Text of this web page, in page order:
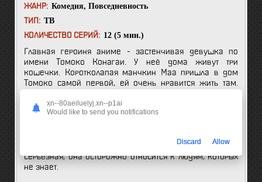
ЖАНР: Комедия, Повседневность
ТИП: ТВ
КОЛИЧЕСТВО СЕРИЙ: 12 (5 мин.)
Главная героиня аниме - застенчивая девушка по
имени Томоко Конагаи. У неё дома живут три
кошечки. Коротколапая манчкин Маа пришла в дом
Томоко самой первой, ей очень нравится жить там.
остальных и обожает баловаться. Короткошёрстная
сингапурская кошка Ру обожает вкусняшки и милые
очень любит, когда Томоко хвалит её. Шии умная и
серьёзная, она осторожно относится к людям, которых
не знает.
xn--80aeiluelyj.xn--p1ai
Would like to send you notifications
Discard Allow